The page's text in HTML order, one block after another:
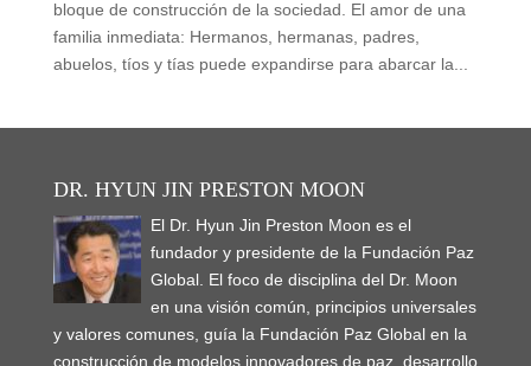
bloque de construcción de la sociedad. El amor de una
familia inmediata: Hermanos, hermanas, padres,
abuelos, tíos y tías puede expandirse para abarcar la...
DR. HYUN JIN PRESTON MOON
El Dr. Hyun Jin Preston Moon es el
fundador y presidente de la Fundación Paz
Global. El foco de disciplina del Dr. Moon
en una visión común, principios universales
y valores comunes, guía la Fundación Paz Global en la
construcción de modelos innovadores de paz, desarrollo